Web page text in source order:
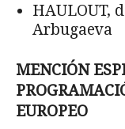
HAULOUT,
Arbugaeva
MENCIÓN
EUROPEO